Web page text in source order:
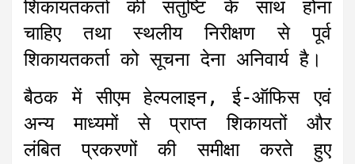
शिकायतकर्ता की संतुष्टि के साथ होना
चाहिए तथा स्थलीय निरीक्षण से पूर्व
शिकायतकर्ता को सूचना देना अनिवार्य है।
बैठक में सीएम हेल्पलाइन, ई-ऑफिस एवं
अन्य माध्यमों से प्राप्त शिकायतों और
लंबित प्रकरणों की समीक्षा करते हुए